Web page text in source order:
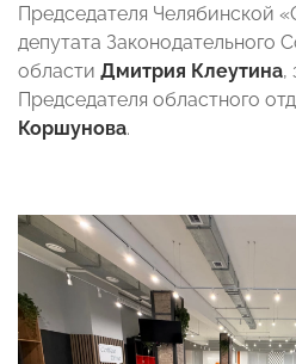
Председателя
депутата Законодательного
области Дмитрия Клеутина,
Председателя областного
Коршунова.